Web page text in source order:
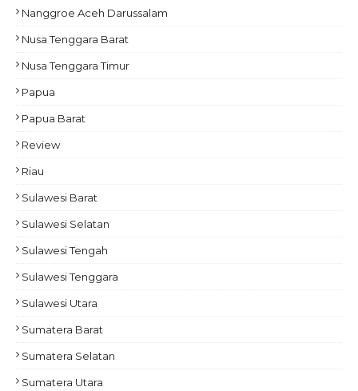
Nanggroe Aceh Darussalam
Nusa Tenggara Barat
Nusa Tenggara Timur
Papua
Papua Barat
Review
Riau
Sulawesi Barat
Sulawesi Selatan
Sulawesi Tengah
Sulawesi Tenggara
Sulawesi Utara
Sumatera Barat
Sumatera Selatan
Sumatera Utara